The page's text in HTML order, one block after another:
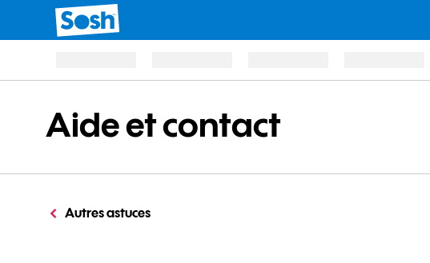
Aide et contact
Autres astuces